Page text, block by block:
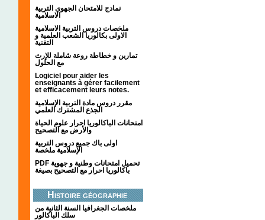
نمادج للامتحان الجهوي التربية
الاسلامية
ملخصات دروس التربية الاسلامية
الاولى بكالوريا الشعب العلمية و
التقنية
تمارين و خطاطة روعة شاملة للإرث
مع الحلول
Logiciel pour aider les
enseignants à gérer facilement
et efficacement leurs notes.
مقرر دروس مادة التربية الإسلامية
الجذع المشترك العلمي
امتحانات الباكالوريا احرار علوم الحياة
والأرض مع التصحيح
اولى باك جميع دروس التربية
الإسلامية ملخصة
PDF تحميل امتحانات وطنية و جهوية
باكالوريا احرار مع التصحيح بصيغة
Histoire géographie
ملخصات الجغرافيا السنة الثانية من
سلك الباكالور